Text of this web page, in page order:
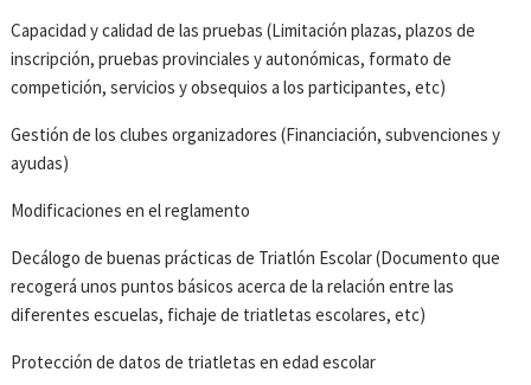
Capacidad y calidad de las pruebas (Limitación plazas, plazos de
inscripción, pruebas provinciales y autonómicas, formato de
competición, servicios y obsequios a los participantes, etc)
Gestión de los clubes organizadores (Financiación, subvenciones y
ayudas)
Modificaciones en el reglamento
Decálogo de buenas prácticas de Triatlón Escolar (Documento que
recogerá unos puntos básicos acerca de la relación entre las
diferentes escuelas, fichaje de triatletas escolares, etc)
Protección de datos de triatletas en edad escolar